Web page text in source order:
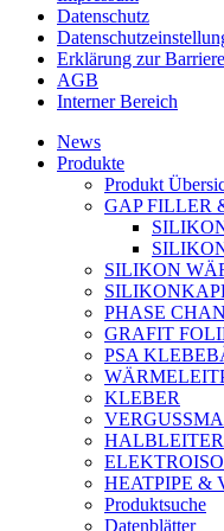
Datenschutz
Erklärung zur
AGB
Interner Bereich
News
Produkte
Produkt
GAP FILLER
SILIKON
PHASE
GRAFIT
PSA
KLEBER
HEATPIPE &
Produktsuche
Datenblätter